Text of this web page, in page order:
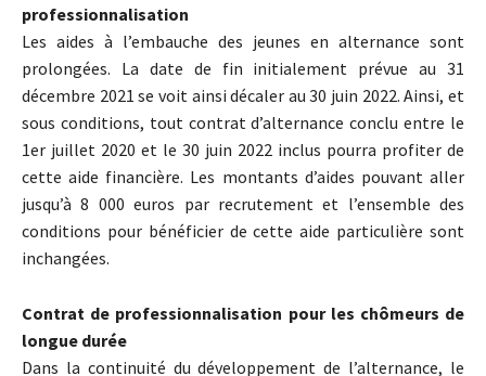
professionnalisation
Les aides à l’embauche des jeunes en alternance sont
prolongées. La date de fin initialement prévue au 31
décembre 2021 se voit ainsi décaler au 30 juin 2022. Ainsi, et
sous conditions, tout contrat d’alternance conclu entre le
1er juillet 2020 et le 30 juin 2022 inclus pourra profiter de
cette aide financière. Les montants d’aides pouvant aller
jusqu’à 8 000 euros par recrutement et l’ensemble des
conditions pour bénéficier de cette aide particulière sont
inchangées.
Contrat de professionnalisation pour les chômeurs de
longue durée
Dans la continuité du développement de l’alternance, le